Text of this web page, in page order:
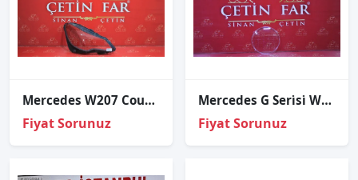
Mercedes W207 Coupe Makyajli Sağ Far Cami
Fiyat Sorunuz
Mercedes G Seri̇si̇ W463 W464 G63 G55 Sağ Far Cami 2021-2023
Fiyat Sorunuz